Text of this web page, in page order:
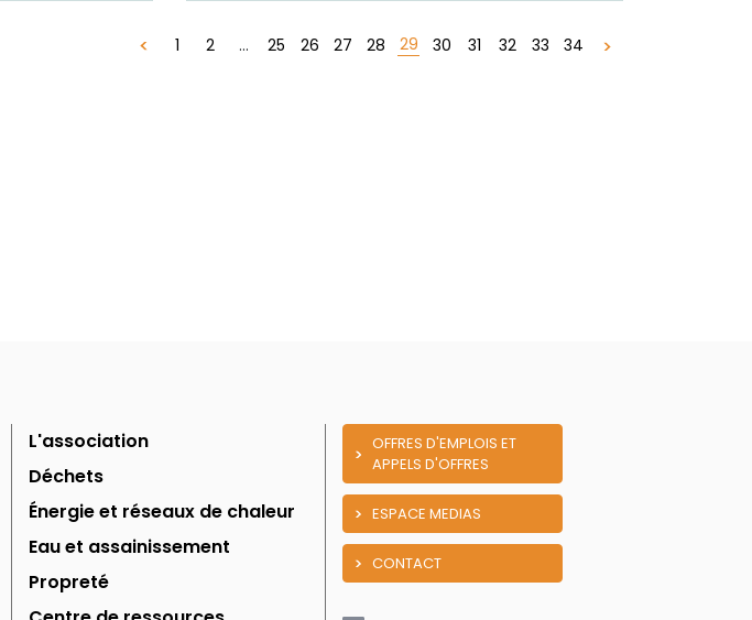
1 2 ... 25 26 27 28 29 30 31 32 33 34
L'association
Déchets
Énergie et réseaux de chaleur
Eau et assainissement
Propreté
OFFRES D'EMPLOIS ET
APPELS D'OFFRES
ESPACE MEDIAS
CONTACT